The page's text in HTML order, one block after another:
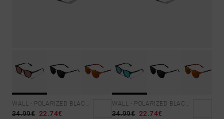
34.99€ 22.74€ 34.99€ 22.74€